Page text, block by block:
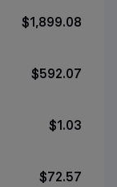
$1,899.08
$592.07
$1.03
$72.57